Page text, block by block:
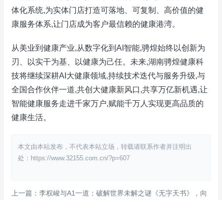
体化系统,为实体门店打造可落地、可复制、高价值的健
康服务体系,让门店成为客户最信赖的健康港湾。
从美业到健康产业,从数字化到AI智能,骋煌始终以创新为
刃、以实干为基、以健康为己任。未来,湖南骋煌健康科
技将继续深耕AI大健康领域,持续技术迭代与服务升级,与
全国合作伙伴一道,共创大健康新风口,共享万亿新机遇,让
智能健康服务走进千家万户,赋能千万人实现更高品质的
健康生活。
本文由本站发布，不代表本站立场，转载请联系作者并注明出
处：https://www.32155.com.cn/?p=607
上一篇：李权峻与A1一道：破解世界未解之谜《无字天书》，向